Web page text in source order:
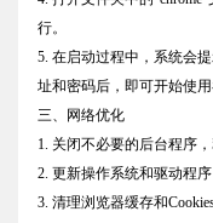
行。
5. 在启动过程中，系统会
址和密码后，即可开始使用
三、网络优化
1. 关闭不必要的后台程序，
2. 更新操作系统和驱动程
3. 清理浏览器缓存和